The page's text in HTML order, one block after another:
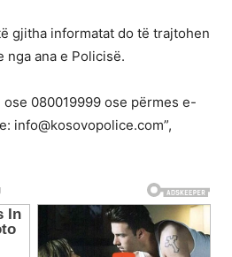
gjitha informatat do të trajtohen
nga ana e Policisë.
080019999 ose përmes e-
info@kosovopolice.com”,